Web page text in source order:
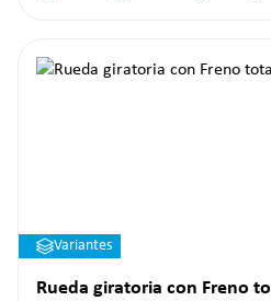
Variantes
Rueda giratoria con Freno